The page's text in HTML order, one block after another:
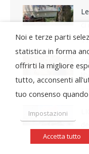
ci
Noi e terze parti
statistica in forma
offrirti la migliore
tutto, acconsenti
tuo consenso
Impostazioni
Accetta tutto